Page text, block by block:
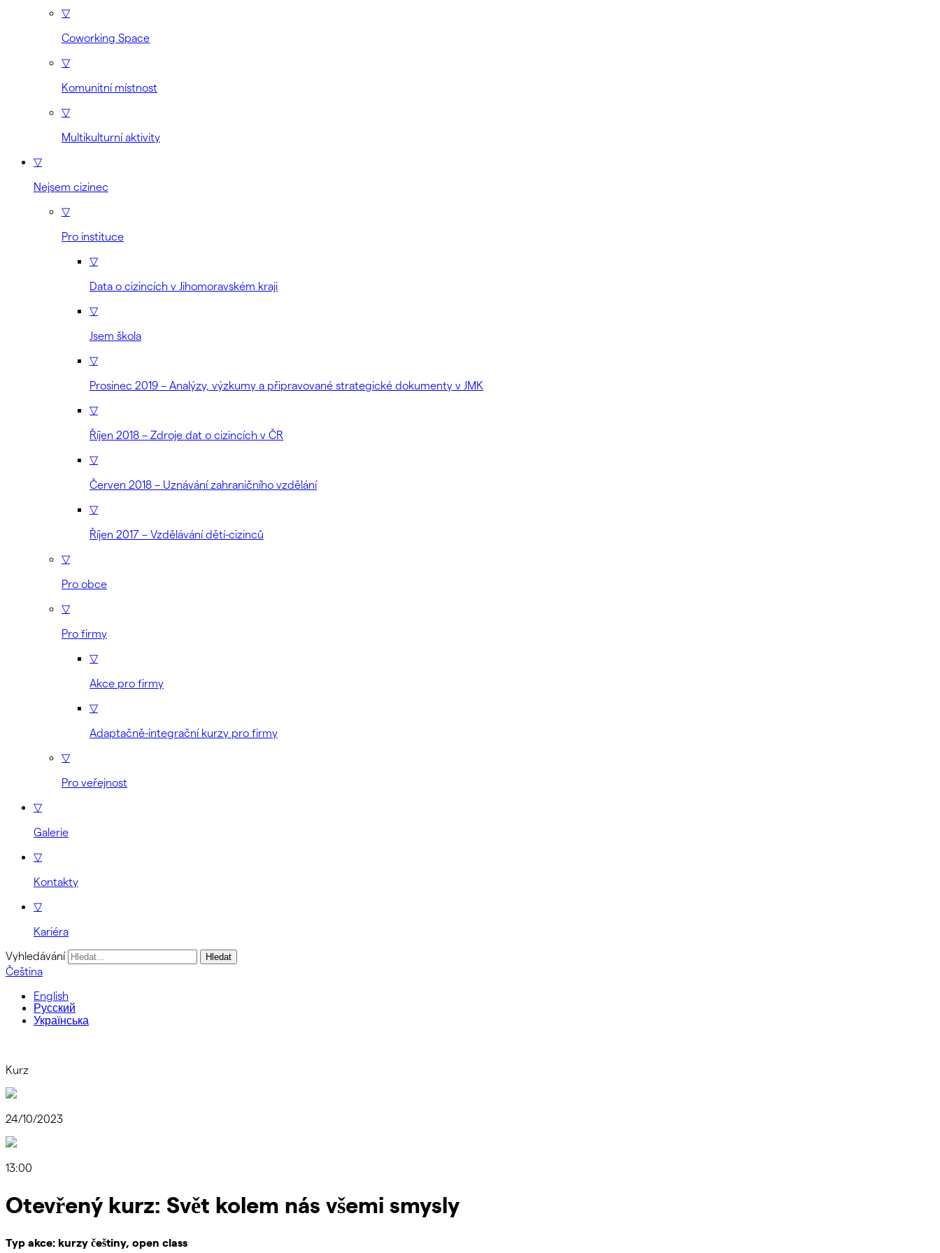
▽
Coworking Space
▽
Komunitní místnost
▽
Multikulturní aktivity
▽
Nejsem cizinec
▽
Pro instituce
▽
Data o cizincích v Jihomoravském kraji
▽
Jsem škola
▽
Prosinec 2019 – Analýzy, výzkumy a připravované strategické dokumenty v JMK
▽
Říjen 2018 – Zdroje dat o cizincích v ČR
▽
Červen 2018 – Uznávání zahraničního vzdělání
▽
Říjen 2017 – Vzdělávání dětí-cizinců
▽
Pro obce
▽
Pro firmy
▽
Akce pro firmy
▽
Adaptačně-integrační kurzy pro firmy
▽
Pro veřejnost
▽
Galerie
▽
Kontakty
▽
Kariéra
Vyhledávání
Čeština
English
Русский
Українська
Kurz
24/10/2023
13:00
Otevřený kurz: Svět kolem nás všemi smysly
Typ akce: kurzy češtiny, open class